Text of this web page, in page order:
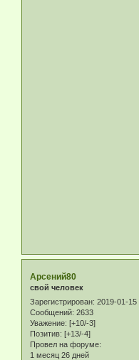
Арсений80
свой человек
Зарегистрирован: 2019-01-15
Сообщений: 2633
Уважение: [+10/-3]
Позитив: [+13/-4]
Провел на форуме:
1 месяц 26 дней